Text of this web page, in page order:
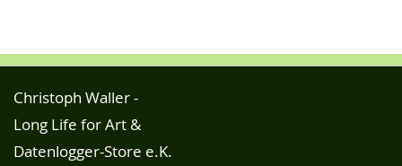
Christoph Waller -
Long Life for Art &
Datenlogger-Store e.K.